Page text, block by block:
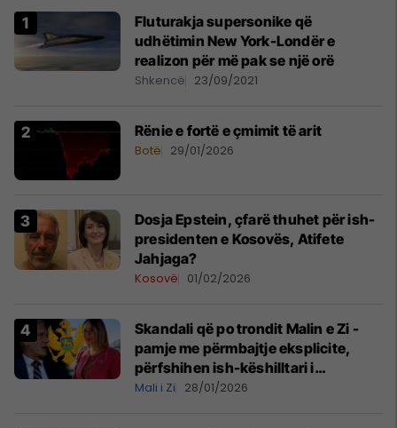
Fluturakja supersonike që
udhëtimin New York-Londër e
realizon për më pak se një orë
Shkencë 23/09/2021
Rënie e fortë e çmimit të arit
Botë 29/01/2026
Dosja Epstein, çfarë thuhet për ish-
presidenten e Kosovës, Atifete
Jahjaga?
Kosovë 01/02/2026
Skandali që po trondit Malin e Zi -
pamje me përmbajtje eksplicite,
përfshihen ish-këshilltari i
presidentit dhe sekretarja
Mali i Zi 28/01/2026